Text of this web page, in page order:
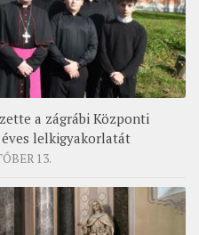
a zágrábi Központi
éves lelkigyakorlatát
13.